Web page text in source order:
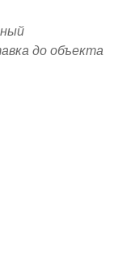
до объекта